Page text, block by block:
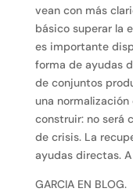
vean con más
básico superar la
es importante
forma de ayudas
de conjuntos
una
construir: no será
de crisis. La
ayudas directas.
GARCIA EN BLOG.